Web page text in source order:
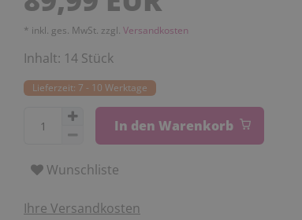
* inkl. ges. MwSt. zzgl. Versandkosten
Inhalt: 14 Stück
Lieferzeit: 7 - 10 Werktage
In den Warenkorb
Wunschliste
Ihre Versandkosten